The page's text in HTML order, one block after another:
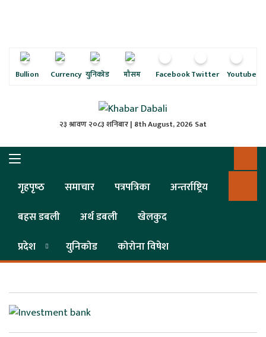
Bullion Currency युनिकोड मौसम FacebookTwitter Youtube
२३ श्रावण २०८३ शनिबार | 8th August, 2026 Sat
गृहपृष्‍ठ समाचार पत्रपत्रिका
अन्तर्राष्ट्रिय
बहस डबली
अर्थ डबली
खेलकुद
प्रदेश
युनिकोड कोरोना विषेश